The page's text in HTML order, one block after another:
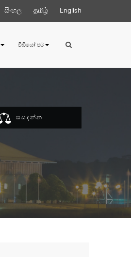
සිංහල தமிழ் English
වීඩියෝ පට
සසදන්න